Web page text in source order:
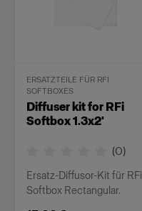
ERSATZTEILE FÜR RFI
SOFTBOXES
Diffuser kit for RFi
Softbox 1.3x2'
(0)
Ersatz-Diffusor-Kit für RFi
Softbox Rectangular.